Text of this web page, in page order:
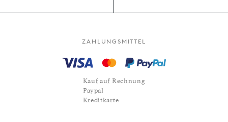
ZAHLUNGSMITTEL
Kauf auf Rechnung
Paypal
Kreditkarte